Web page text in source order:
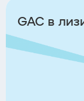
GAC в